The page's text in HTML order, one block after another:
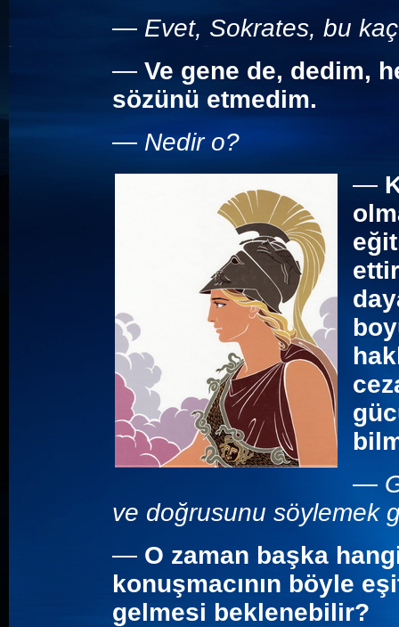
— Evet, Sokrates, bu
— Ve gene de, dedim,
sözünü etmedim.
— Nedir o?
—
—
ve doğrusunu söylemek
— O zaman başka
konuşmacının böyle
gelmesi beklenebilir?